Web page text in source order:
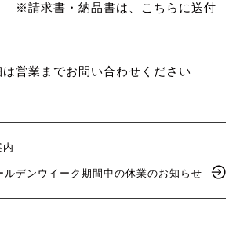
品書は、こちらに送付
でお問い合わせください
ルデンウイーク期間中の休業のお知らせ